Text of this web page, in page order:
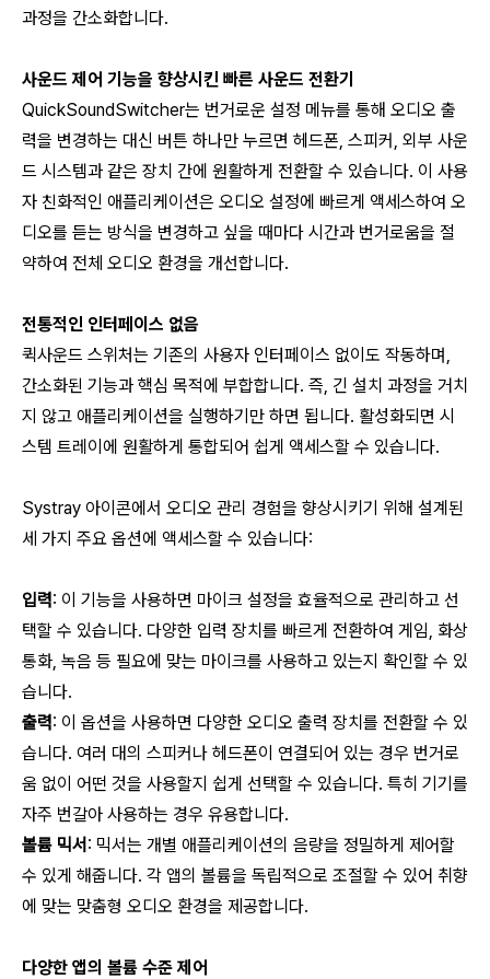
과정을 간소화합니다.
사운드 제어 기능을 향상시킨 빠른 사운드 전환기
QuickSoundSwitcher는 번거로운 설정 메뉴를 통해 오디오 출
력을 변경하는 대신 버튼 하나만 누르면 헤드폰, 스피커, 외부 사운
드 시스템과 같은 장치 간에 원활하게 전환할 수 있습니다. 이 사용
자 친화적인 애플리케이션은 오디오 설정에 빠르게 액세스하여 오
디오를 듣는 방식을 변경하고 싶을 때마다 시간과 번거로움을 절
약하여 전체 오디오 환경을 개선합니다.
전통적인 인터페이스 없음
퀵사운드 스위처는 기존의 사용자 인터페이스 없이도 작동하며,
간소화된 기능과 핵심 목적에 부합합니다. 즉, 긴 설치 과정을 거치
지 않고 애플리케이션을 실행하기만 하면 됩니다. 활성화되면 시
스템 트레이에 원활하게 통합되어 쉽게 액세스할 수 있습니다.
Systray 아이콘에서 오디오 관리 경험을 향상시키기 위해 설계된
세 가지 주요 옵션에 액세스할 수 있습니다:
입력: 이 기능을 사용하면 마이크 설정을 효율적으로 관리하고 선
택할 수 있습니다. 다양한 입력 장치를 빠르게 전환하여 게임, 화상
통화, 녹음 등 필요에 맞는 마이크를 사용하고 있는지 확인할 수 있
습니다.
출력: 이 옵션을 사용하면 다양한 오디오 출력 장치를 전환할 수 있
습니다. 여러 대의 스피커나 헤드폰이 연결되어 있는 경우 번거로
움 없이 어떤 것을 사용할지 쉽게 선택할 수 있습니다. 특히 기기를
자주 번갈아 사용하는 경우 유용합니다.
볼륨 믹서 : 믹서는 개별 애플리케이션의 음량을 정밀하게 제어할
수 있게 해줍니다. 각 앱의 볼륨을 독립적으로 조절할 수 있어 취향
에 맞는 맞춤형 오디오 환경을 제공합니다.
다양한 앱의 볼륨 수준 제어